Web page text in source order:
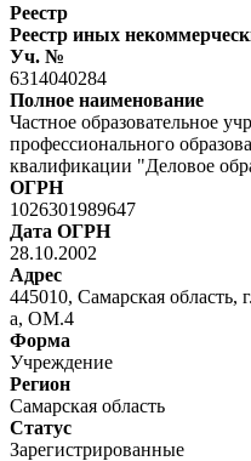
Реестр
Реестр иных
Уч. №
6314040284
Полное наименование
Частное образовательное
профессионального
квалификации "Деловое
ОГРН
1026301989647
Дата ОГРН
28.10.2002
Адрес
445010, Самарская
а, ОМ.4
Форма
Учреждение
Регион
Самарская область
Статус
Зарегистрированные